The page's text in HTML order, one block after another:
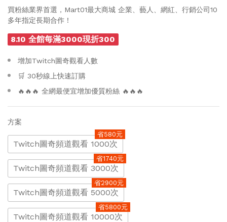
買粉絲業界首選，Mart01最大商城 企業、藝人、網紅、行銷公司10
多年指定長期合作！
8.10 全館每滿3000現折300
增加Twitch圖奇觀看人數
🛒 30秒線上快速訂購
🔥🔥🔥 全網最便宜增加優質粉絲 🔥🔥🔥
方案
Twitch圖奇頻道觀看 1000次
省580元
Twitch圖奇頻道觀看 3000次
省1740元
Twitch圖奇頻道觀看 5000次
省2900元
Twitch圖奇頻道觀看 10000次
省5800元